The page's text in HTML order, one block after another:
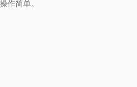
作简单。